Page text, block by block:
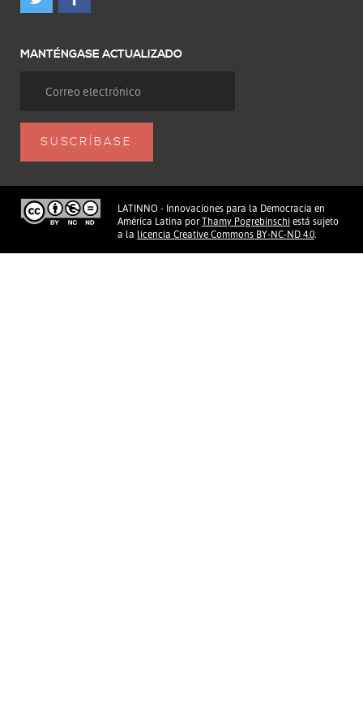
MANTÉNGASE ACTUALIZADO
LATINNO - Innovaciones para la Democracia en
América Latina por Thamy Pogrebinschi está sujeto
a la licencia Creative Commons BY-NC-ND 4.0.